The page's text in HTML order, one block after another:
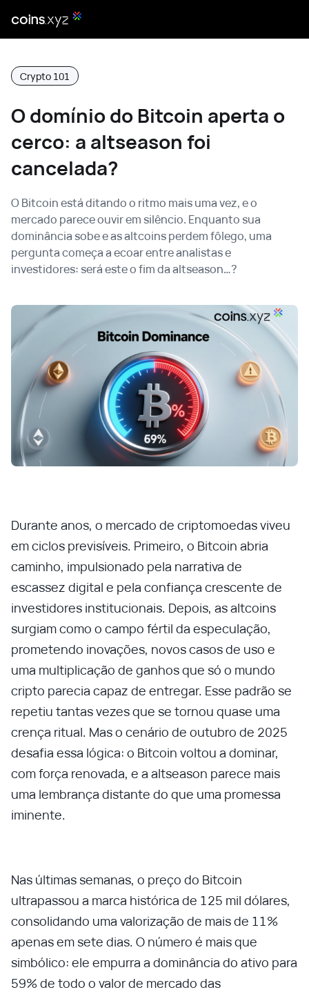
Crypto 101
O domínio do Bitcoin aperta o
cerco: a altseason foi
cancelada?
O Bitcoin está ditando o ritmo mais uma vez, e o
mercado parece ouvir em silêncio. Enquanto sua
dominância sobe e as altcoins perdem fôlego, uma
pergunta começa a ecoar entre analistas e
investidores: será este o fim da altseason…?
Durante anos, o mercado de criptomoedas viveu
em ciclos previsíveis. Primeiro, o Bitcoin abria
caminho, impulsionado pela narrativa de
escassez digital e pela confiança crescente de
investidores institucionais. Depois, as altcoins
surgiam como o campo fértil da especulação,
prometendo inovações, novos casos de uso e
uma multiplicação de ganhos que só o mundo
cripto parecia capaz de entregar. Esse padrão se
repetiu tantas vezes que se tornou quase uma
crença ritual. Mas o cenário de outubro de 2025
desafia essa lógica: o Bitcoin voltou a dominar,
com força renovada, e a altseason parece mais
uma lembrança distante do que uma promessa
iminente.
Nas últimas semanas, o preço do Bitcoin
ultrapassou a marca histórica de 125 mil dólares,
consolidando uma valorização de mais de 11%
apenas em sete dias. O número é mais que
simbólico: ele empurra a dominância do ativo para
59% de todo o valor de mercado das